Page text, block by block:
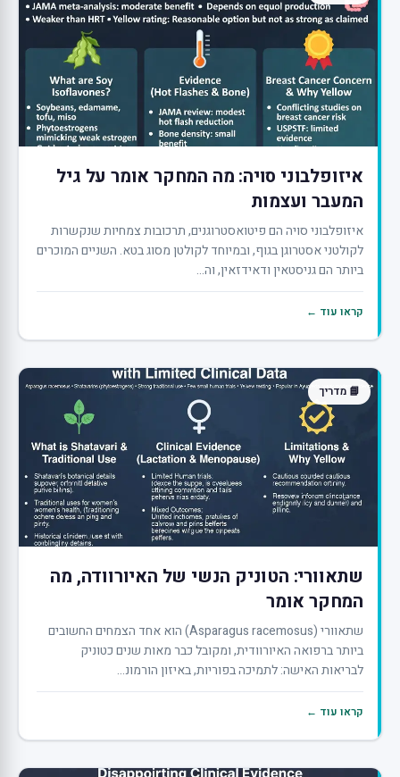
איזופלבוני סויה: מה המחקר אומר על גיל
המעבר ועצמות
איזופלבוני סויה הם פיטואסטרוגנים, תרכובות צמחיות שנקשרות
לקולטני אסטרוגן בגוף, ובמיוחד לקולטן מסוג בטא. השניים המוכרים
ביותר הם גניסטאין ודאידזאין, וה...
קראו עוד ←
📘 מדריך
שתאוורי: הטוניק הנשי של האיורוודה, מה
המחקר אומר
שתאוורי (Asparagus racemosus) הוא אחד הצמחים החשובים
ביותר ברפואה האיורוודית, ומקובל כבר מאות שנים כטוניק
לבריאות האישה: לתמיכה בפוריות, באיזון הורמונ...
קראו עוד ←